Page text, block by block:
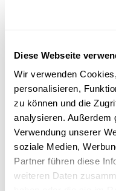
Diese Webseite
Wir verwenden
personalisieren,
zu können und die
analysieren. Außerdem
Verwendung unserer
soziale Medien,
Partner führen diese
weiteren Daten
Firwat ginn et